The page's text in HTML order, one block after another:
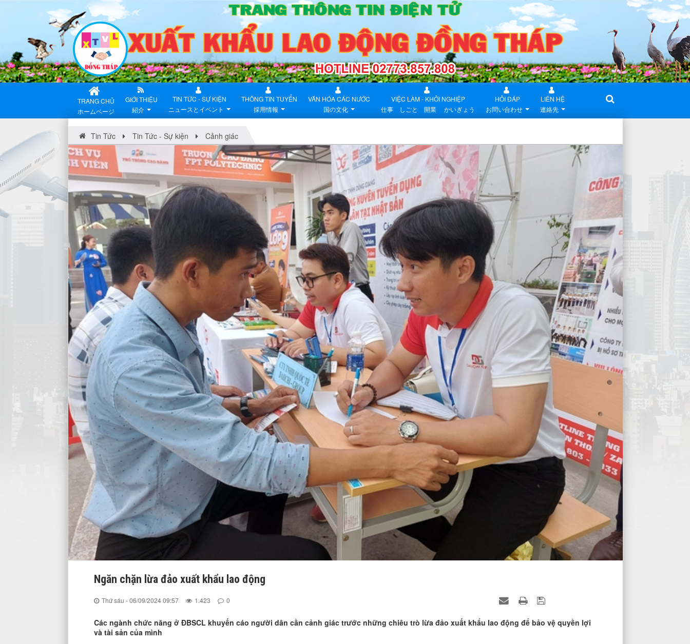
TRANG CHỦ
ホームページ
GIỚI THIỆU
紹介
TIN TỨC - SỰ KIỆN
ニュースとイベント
THÔNG TIN TUYỂN
採用情報
VĂN HÓA CÁC NƯỚC
国の文化
VIỆC LÀM - KHỞI NGHIỆP
仕事 しごと 開業 かいぎょう
HỎI ĐÁP
お問い合わせ
LIÊN HỆ
連絡先
Tin Tức Tin Tức - Sự kiện Cảnh giác
Ngăn chặn lừa đảo xuất khẩu lao động
Thứ sáu - 06/09/2024 09:57 1.423 0
Các ngành chức năng ở ĐBSCL khuyến cáo người dân cần cảnh giác trước những chiêu trò lừa đảo xuất khẩu lao động để bảo vệ quyền lợi
và tài sản của mình